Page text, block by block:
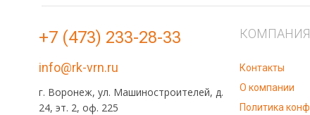
+7 (473) 233-28-33
info@rk-vrn.ru
г. Воронеж, ул. Машиностроителей, д.
24, эт. 2, оф. 225
КОМПАНИЯ
Контакты
О компании
Политика